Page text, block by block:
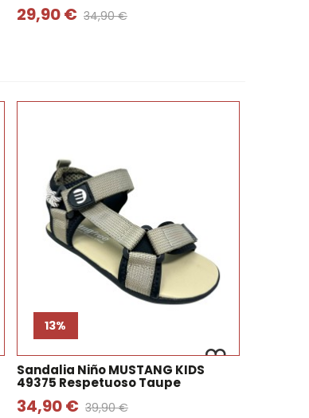
29,90 € 34,90 €
13%
Sandalia Niño MUSTANG KIDS
49375 Respetuoso Taupe
34,90 € 39,90 €